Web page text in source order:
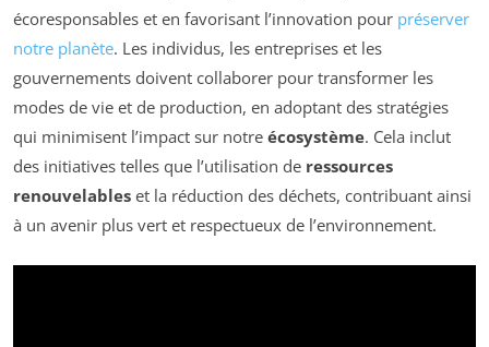
écoresponsables et en favorisant l’innovation pour préserver
notre planète. Les individus, les entreprises et les
gouvernements doivent collaborer pour transformer les
modes de vie et de production, en adoptant des stratégies
qui minimisent l’impact sur notre écosystème. Cela inclut
des initiatives telles que l’utilisation de ressources
renouvelables et la réduction des déchets, contribuant ainsi
à un avenir plus vert et respectueux de l’environnement.